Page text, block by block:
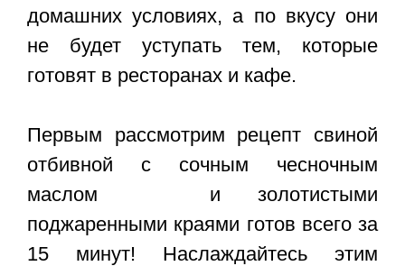
домашних условиях, а по вкусу они
не будет уступать тем, которые
готовят в ресторанах и кафе.
Первым рассмотрим рецепт свиной
отбивной с сочным чесночным
маслом и золотистыми
поджаренными краями готов всего за
15 минут! Наслаждайтесь этим